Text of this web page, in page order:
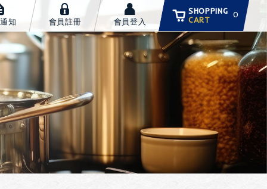
知 會員註冊 會員登入
SHOPPING
CART
0